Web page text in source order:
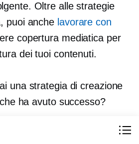
Oltre alle strategie
puoi anche lavorare con
copertura mediatica per
dei tuoi contenuti.
una strategia di creazione
ha avuto successo?